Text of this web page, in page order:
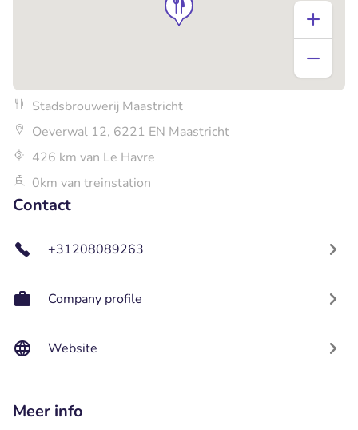
Stadsbrouwerij Maastricht
Oeverwal 12, 6221 EN Maastricht
426 km van Le Havre
0km van treinstation
Contact
+31208089263
Company profile
Website
Meer info